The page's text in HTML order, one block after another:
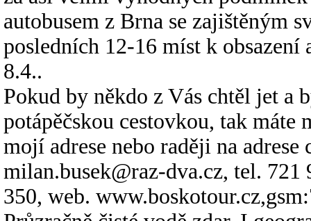
autobusem z Brna se zajištěným
posledních 12-16 míst k obsazení
8.4..
Pokud by někdo z Vás chtěl jet a
potápěčskou cestovkou, tak
mojí adrese nebo raději na
milan.busek@raz-dva.cz, tel. 721
350, web.